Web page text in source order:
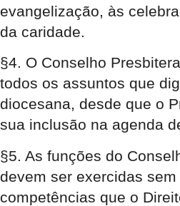
evangelização, às
da caridade.
§4. O Conselho
todos os assuntos que
diocesana, desde que o
sua inclusão na agenda
§5. As funções do
devem ser exercidas
competências que o